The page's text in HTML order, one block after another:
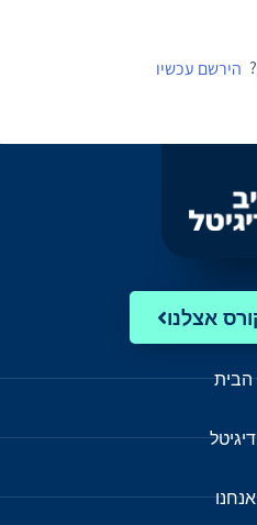
הירשם עכשיו
אצלנו